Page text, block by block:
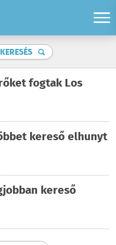
KERESÉS
fogtak Los
kereső elhunyt
kereső